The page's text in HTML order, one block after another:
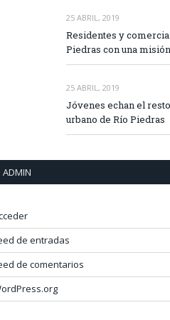
25 ABRIL, 2019
Residentes y
Piedras con una
25 ABRIL, 2019
Jóvenes echan el
urbano de Río Piedras
ADMIN
de entradas
de comentarios